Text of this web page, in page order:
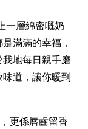
一層綿密嘅奶
滿滿的幸福，
地每日親手磨
道，讓你暖到
更係唇齒留香